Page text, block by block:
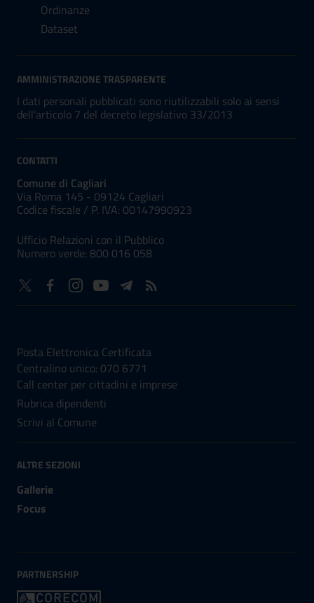
Ordinanze
Dataset
AMMINISTRAZIONE TRASPARENTE
I dati personali pubblicati sono riutilizzabili solo ai sensi
dell'articolo 7 del decreto legislativo 33/2013
CONTATTI
Comune di Cagliari
Via Roma 145 - 09124 Cagliari
Codice fiscale / P. IVA: 00147990923
Ufficio Relazioni con il Pubblico
Numero verde: 800 016 058
Posta Elettronica Certificata
Centralino unico: 070 6771
Call center per cittadini e imprese
Rubrica dipendenti
Scrivi al Comune
ALTRE SEZIONI
Gallerie
Focus
PARTNERSHIP